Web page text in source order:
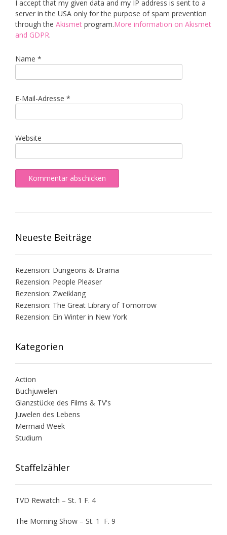
I accept that my given data and my IP address is sent to a
server in the USA only for the purpose of spam prevention
through the Akismet program.More information on Akismet
and GDPR.
Name *
E-Mail-Adresse *
Website
Neueste Beiträge
Rezension: Dungeons & Drama
Rezension: People Pleaser
Rezension: Zweiklang
Rezension: The Great Library of Tomorrow
Rezension: Ein Winter in New York
Kategorien
Action
Buchjuwelen
Glanzstücke des Films & TV's
Juwelen des Lebens
Mermaid Week
Studium
Staffelzähler
TVD Rewatch – St. 1 F. 4
The Morning Show – St. 1 F. 9